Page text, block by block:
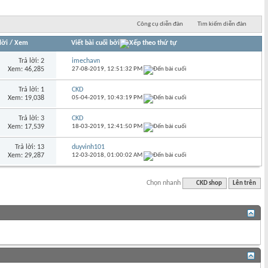
Công cụ diễn đàn Tìm kiếm diễn đàn
/ Xem Viết bài cuối bởi
Trả lời: 2
Xem: 46,285
imechavn
27-08-2019, 12:51:32 PM
Trả lời: 1
Xem: 19,038
CKD
05-04-2019, 10:43:19 PM
Trả lời: 3
Xem: 17,539
CKD
18-03-2019, 12:41:50 PM
Trả lời: 13
Xem: 29,287
duyvinh101
12-03-2018,01:00:02 AM
Chọn nhanh CKD shop Lên trên